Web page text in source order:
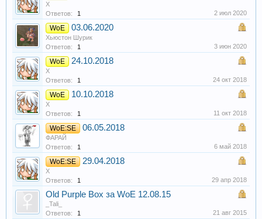
X
Ответов:
1 2 июл 2020
WoE 03.06.2020
Хьюстон Шурик
Ответов:
1 3 июн 2020
WoE 24.10.2018
X
Ответов:
1 24 окт 2018
WoE 10.10.2018
X
Ответов:
1 11 окт 2018
WoE:SE 06.05.2018
ФАРАЙ
Ответов:
1 6 май 2018
WoE:SE 29.04.2018
X
Ответов:
1 29 апр 2018
Old Purple Box за WoE 12.08.15
_Tali_
Ответов:
1 21 авг 2015